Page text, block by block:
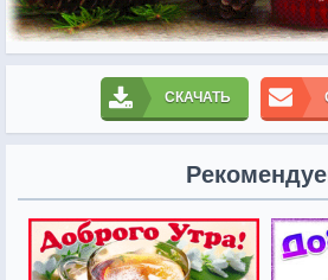
СКАЧАТЬ